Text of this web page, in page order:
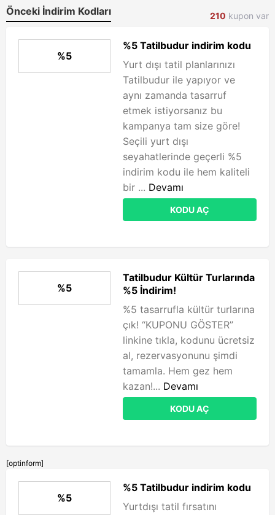
Önceki İndirim Kodları 210 kupon var
%5
%5 Tatilbudur indirim kodu
Yurt dışı tatil planlarınızı
Tatilbudur ile yapıyor ve
aynı zamanda tasarruf
etmek istiyorsanız bu
kampanya tam size göre!
Seçili yurt dışı
seyahatlerinde geçerli %5
indirim kodu ile hem kaliteli
bir ... Devamı
KODU AÇ
%5
Tatilbudur Kültür Turlarında
%5 İndirim!
%5 tasarrufla kültür turlarına
çık! “KUPONU GÖSTER”
linkine tıkla, kodunu ücretsiz
al, rezervasyonunu şimdi
tamamla. Hem gez hem
kazan!... Devamı
KODU AÇ
[optinform]
%5
%5 Tatilbudur indirim kodu
Yurtdışı tatil fırsatını